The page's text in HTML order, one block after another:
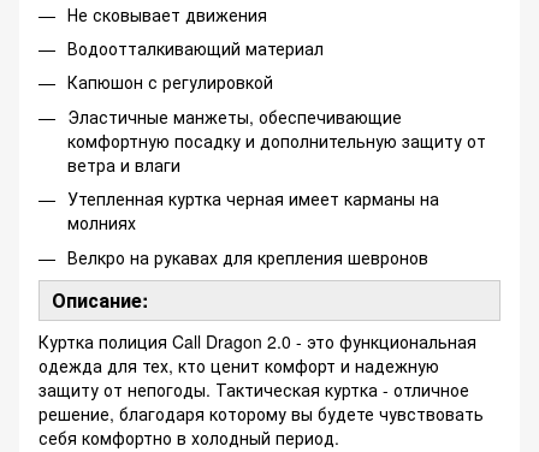
Не сковывает движения
Водоотталкивающий материал
Капюшон с регулировкой
Эластичные манжеты, обеспечивающие
комфортную посадку и дополнительную защиту от
ветра и влаги
Утепленная куртка черная имеет карманы на
молниях
Велкро на рукавах для крепления шевронов
Описание:
Куртка полиция Call Dragon 2.0 - это функциональная
одежда для тех, кто ценит комфорт и надежную
защиту от непогоды. Тактическая куртка - отличное
решение, благодаря которому вы будете чувствовать
себя комфортно в холодный период.